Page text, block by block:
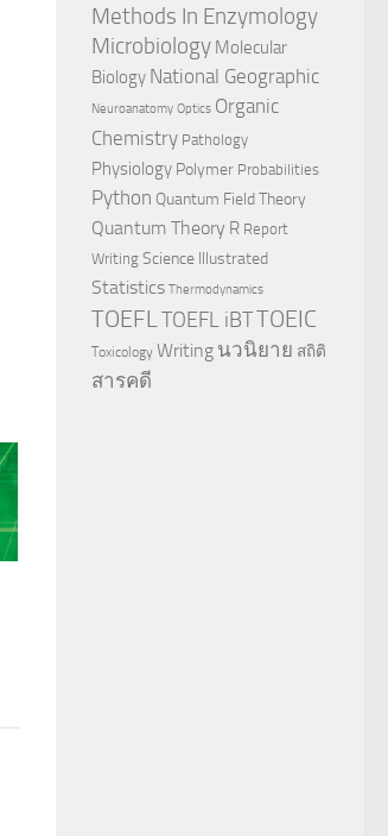
Methods In Enzymology
Microbiology Molecular
Biology National Geographic
Neuroanatomy Optics Organic
Chemistry Pathology
Physiology Polymer Probabilities
Python Quantum Field Theory
Quantum Theory R Report
Writing Science Illustrated
Statistics Thermodynamics
TOEFL TOEFL iBTTOEIC
Toxicology Writing นวนิยาย สถิติ
สารคดี